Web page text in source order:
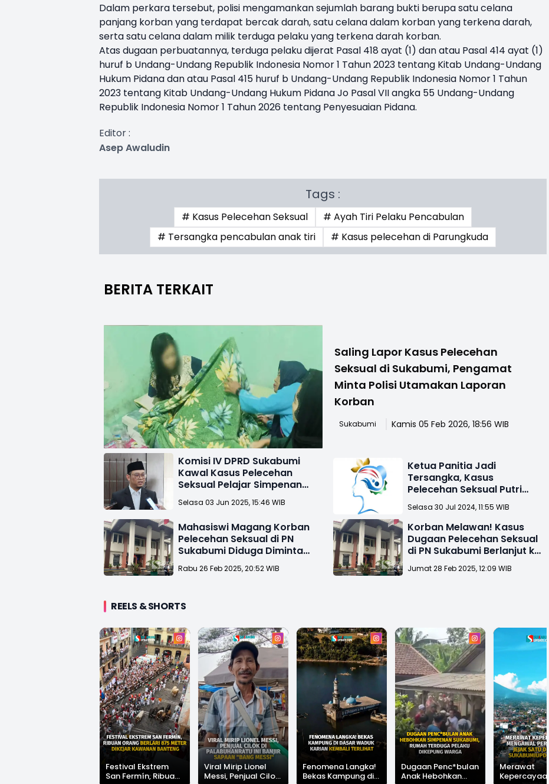
Dalam perkara tersebut, polisi mengamankan sejumlah barang bukti berupa satu celana
panjang korban yang terdapat bercak darah, satu celana dalam korban yang terkena darah,
serta satu celana dalam milik terduga pelaku yang terkena darah korban.
Atas dugaan perbuatannya, terduga pelaku dijerat Pasal 418 ayat (1) dan atau Pasal 414 ayat (1)
huruf b Undang-Undang Republik Indonesia Nomor 1 Tahun 2023 tentang Kitab Undang-Undang
Hukum Pidana dan atau Pasal 415 huruf b Undang-Undang Republik Indonesia Nomor 1 Tahun
2023 tentang Kitab Undang-Undang Hukum Pidana Jo Pasal VII angka 55 Undang-Undang
Republik Indonesia Nomor 1 Tahun 2026 tentang Penyesuaian Pidana.
Editor :
Asep Awaludin
Tags :
# Kasus Pelecehan Seksual
# Ayah Tiri Pelaku Pencabulan
# Tersangka pencabulan anak tiri
# Kasus pelecehan di Parungkuda
BERITA TERKAIT
Saling Lapor Kasus Pelecehan
Seksual di Sukabumi, Pengamat
Minta Polisi Utamakan Laporan
Korban
Sukabumi Kamis 05 Feb 2026, 18:56 WIB
Komisi IV DPRD Sukabumi
Kawal Kasus Pelecehan
Seksual Pelajar Simpenan
hingga Tuntas
Selasa 03 Jun 2025, 15:46 WIB
Ketua Panitia Jadi
Tersangka, Kasus
Pelecehan Seksual Putri
Nelayan Palabuhanratu
Selasa 30 Jul 2024, 11:55 WIB
Mahasiswi Magang Korban
Pelecehan Seksual di PN
Sukabumi Diduga Diminta
Tutup Mulut
Rabu 26 Feb 2025, 20:52 WIB
Korban Melawan! Kasus
Dugaan Pelecehan Seksual
di PN Sukabumi Berlanjut ke
Jalur Hukum
Jumat 28 Feb 2025, 12:09 WIB
REELS & SHORTS
Festival Ekstrem
San Fermín, Ribuan
Viral Mirip Lionel
Messi, Penjual Cilok
Fenomena Langka!
Bekas Kampung di
Dugaan Penc*bulan
Anak Hebohkan
Merawat
Kepercayaan,